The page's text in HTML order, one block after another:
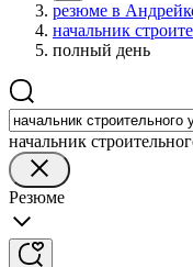
резюме в
начальник
полный день
начальник
Резюме